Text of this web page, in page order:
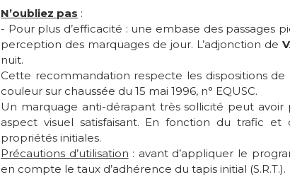
N’oubliez pas :
- Pour plus d’efficacité : une embase des
perception des marquages de jour. L’adjonction de
nuit.
Cette recommandation respecte les dispositions
couleur sur chaussée du 15 mai 1996, n° EQUSC.
Un marquage anti-dérapant très sollicité peut
aspect visuel satisfaisant. En fonction du trafic
propriétés initiales.
Précautions d’utilisation : avant d’appliquer le
en compte le taux d’adhérence du tapis initial (S.R.T.).